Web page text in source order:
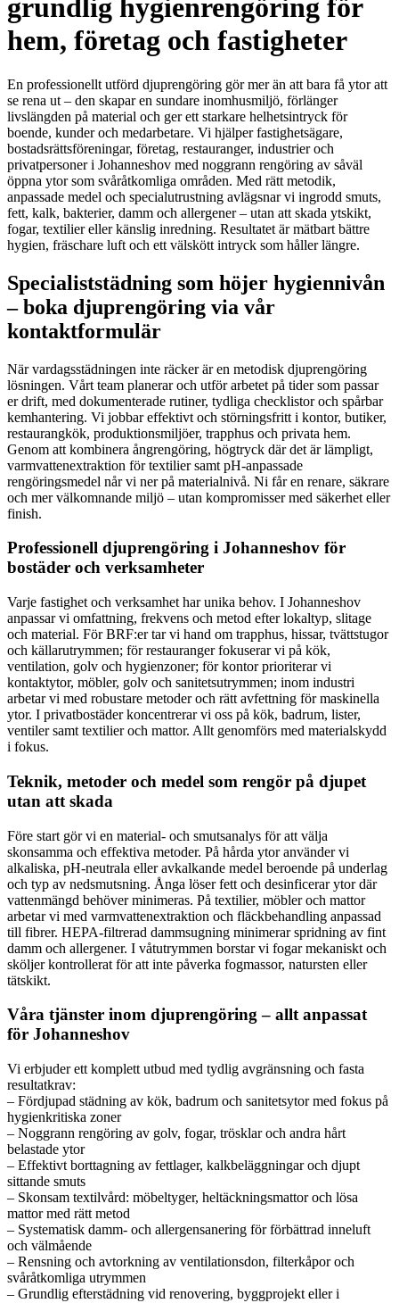
grundlig hygienrengöring för
hem, företag och fastigheter
En professionellt utförd djuprengöring gör mer än att bara få ytor att
se rena ut – den skapar en sundare inomhusmiljö, förlänger
livslängden på material och ger ett starkare helhetsintryck för
boende, kunder och medarbetare. Vi hjälper fastighetsägare,
bostadsrättsföreningar, företag, restauranger, industrier och
privatpersoner i Johanneshov med noggrann rengöring av såväl
öppna ytor som svåråtkomliga områden. Med rätt metodik,
anpassade medel och specialutrustning avlägsnar vi ingrodd smuts,
fett, kalk, bakterier, damm och allergener – utan att skada ytskikt,
fogar, textilier eller känslig inredning. Resultatet är mätbart bättre
hygien, fräschare luft och ett välskött intryck som håller längre.
Specialiststädning som höjer hygiennivån
– boka djuprengöring via vår
kontaktformulär
När vardagsstädningen inte räcker är en metodisk djuprengöring
lösningen. Vårt team planerar och utför arbetet på tider som passar
er drift, med dokumenterade rutiner, tydliga checklistor och spårbar
kemhantering. Vi jobbar effektivt och störningsfritt i kontor, butiker,
restaurangkök, produktionsmiljöer, trapphus och privata hem.
Genom att kombinera ångrengöring, högtryck där det är lämpligt,
varmvattenextraktion för textilier samt pH-anpassade
rengöringsmedel når vi ner på materialnivå. Ni får en renare, säkrare
och mer välkomnande miljö – utan kompromisser med säkerhet eller
finish.
Professionell djuprengöring i Johanneshov för
bostäder och verksamheter
Varje fastighet och verksamhet har unika behov. I Johanneshov
anpassar vi omfattning, frekvens och metod efter lokaltyp, slitage
och material. För BRF:er tar vi hand om trapphus, hissar, tvättstugor
och källarutrymmen; för restauranger fokuserar vi på kök,
ventilation, golv och hygienzoner; för kontor prioriterar vi
kontaktytor, möbler, golv och sanitetsutrymmen; inom industri
arbetar vi med robustare metoder och rätt avfettning för maskinella
ytor. I privatbostäder koncentrerar vi oss på kök, badrum, lister,
ventiler samt textilier och mattor. Allt genomförs med materialskydd
i fokus.
Teknik, metoder och medel som rengör på djupet
utan att skada
Före start gör vi en material- och smutsanalys för att välja
skonsamma och effektiva metoder. På hårda ytor använder vi
alkaliska, pH-neutrala eller avkalkande medel beroende på underlag
och typ av nedsmutsning. Ånga löser fett och desinficerar ytor där
vattenmängd behöver minimeras. På textilier, möbler och mattor
arbetar vi med varmvattenextraktion och fläckbehandling anpassad
till fibrer. HEPA-filtrerad dammsugning minimerar spridning av fint
damm och allergener. I våtutrymmen borstar vi fogar mekaniskt och
sköljer kontrollerat för att inte påverka fogmassor, natursten eller
tätskikt.
Våra tjänster inom djuprengöring – allt anpassat
för Johanneshov
Vi erbjuder ett komplett utbud med tydlig avgränsning och fasta
resultatkrav:
– Fördjupad städning av kök, badrum och sanitetsytor med fokus på
hygienkritiska zoner
– Noggrann rengöring av golv, fogar, trösklar och andra hårt
belastade ytor
– Effektivt borttagning av fettlager, kalkbeläggningar och djupt
sittande smuts
– Skonsam textilvård: möbeltyger, heltäckningsmattor och lösa
mattor med rätt metod
– Systematisk damm- och allergensanering för förbättrad inneluft
och välmående
– Rensning och avtorkning av ventilationsdon, filterkåpor och
svåråtkomliga utrymmen
– Grundlig efterstädning vid renovering, byggprojekt eller i